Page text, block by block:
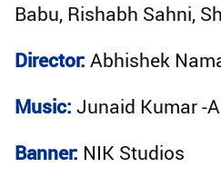
Babu, Rishabh Sahni,
Director: Abhishek
Music: Junaid Kumar -
Banner: NIK Studios